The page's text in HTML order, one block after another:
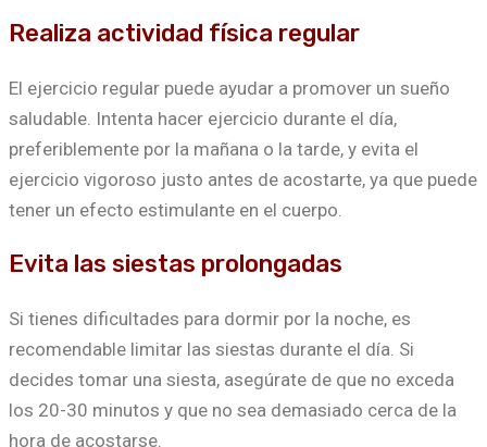
Realiza actividad física regular
El ejercicio regular puede ayudar a promover un sueño
saludable. Intenta hacer ejercicio durante el día,
preferiblemente por la mañana o la tarde, y evita el
ejercicio vigoroso justo antes de acostarte, ya que puede
tener un efecto estimulante en el cuerpo.
Evita las siestas prolongadas
Si tienes dificultades para dormir por la noche, es
recomendable limitar las siestas durante el día. Si
decides tomar una siesta, asegúrate de que no exceda
los 20-30 minutos y que no sea demasiado cerca de la
hora de acostarse.